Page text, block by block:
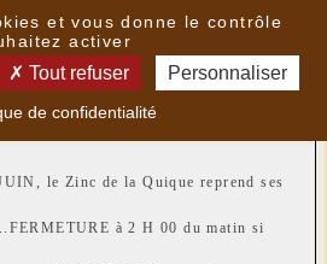
le 01/06/2017 18:49
le Zinc de la Quique reprend ses
à 2 H 00 du matin si
et vous donne le contrôle
activer
Tout refuser Personnaliser
de confidentialité